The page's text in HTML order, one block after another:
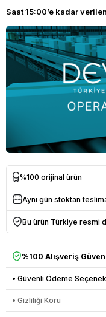
Saat 15:00’e kadar
%100 orijinal ürün
Aynı gün stoktan
Bu ürün Türkiye resmi
%100 Alışveriş
• Güvenli Ödeme
• Gizliliği Koru